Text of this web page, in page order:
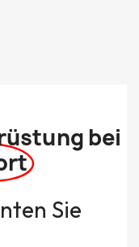
bei
Sie